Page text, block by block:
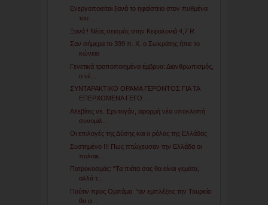
Ενεργοποιείται ξανά το ηφαίστειο στον πυθμένα
του ...
Ξανά ! Νέος σεισμός στην Κεφαλονιά 4,7 R
Σαν σήμερα το 399 π. Χ. ο Σωκράτης ήπιε το
κώνειο
Γενετικά τροποποιημένα έμβρυα: Διανθρωπισμός,
ο νέ...
ΣΥΝΤΑΡΑΚΤΙΚΟ ΟΡΑΜΑ ΓΕΡΟΝΤΟΣ ΓΙΑ ΤΑ
ΕΠΕΡΧΟΜΕΝΑ ΓΕΓΟ...
Αλεβίτες vs. Ερντογάν, αφορμή νέα υποκλοπή
συνομιλ...
Οι επιλογές της Δύσης και ο ρόλος της Ελλάδας
Συστημένο !!! Πως πτώχευσαν την Ελλάδα οι
πολιτικ...
Πατροκοσμάς: “Τα πιάτα σας θα είναι γεμάτα,
αλλά τ...
Πούτιν προς Ομπάμα: "αν εμπλέξεις την Τουρκία
θα φ...